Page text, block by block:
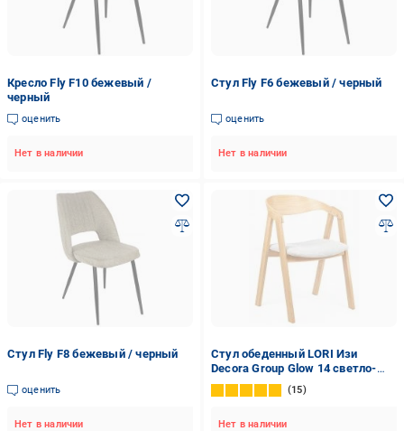
Кресло Fly F10 бежевый /
черный
оценить
Нет в наличии
Стул Fly F6 бежевый / черный
оценить
Нет в наличии
Стул Fly F8 бежевый / черный
оценить
Нет в наличии
Стул обеденный LORI Изи
Decora Group Glow 14 светло-
серый / дуб
15
Нет в наличии